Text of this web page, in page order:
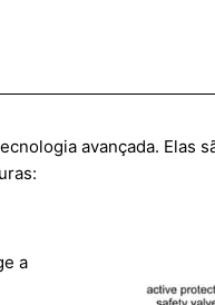
avançada. Elas
a